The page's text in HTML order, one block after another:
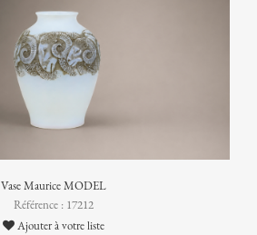
Vase Maurice MODEL
Référence : 17212
Ajouter à votre liste